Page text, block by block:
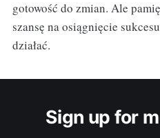
gotowość do zmian. Ale
szansę na osiągnięcie
działać.
Sign up for